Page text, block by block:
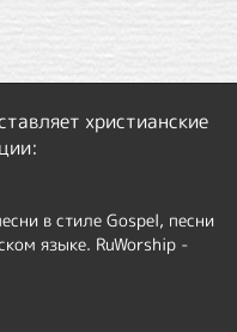
христианские
в стиле Gospel, песни
языке. RuWorship -